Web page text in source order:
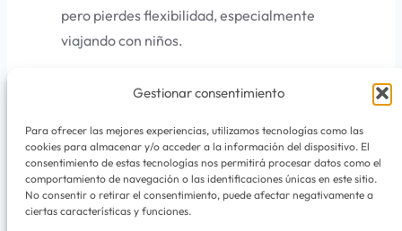
Gestionar consentimiento
Para ofrecer las mejores experiencias, utilizamos tecnologías como las
cookies para almacenar y/o acceder a la información del dispositivo. El
consentimiento de estas tecnologías nos permitirá procesar datos como el
comportamiento de navegación o las identificaciones únicas en este sitio.
No consentir o retirar el consentimiento, puede afectar negativamente a
ciertas características y funciones.
pero pierdes flexibilidad, especialmente
viajando con niños.
Qué hacer en Laponia con niños
Conocer a Papá Noel es la actividad mas
top para hacer en Laponia con niños pero
hay un montón de actividades super chulas
y que van a gustar a niños y no tan niños.